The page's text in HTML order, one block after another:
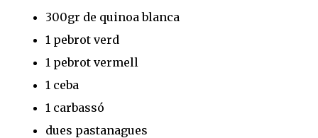
300gr de quinoa blanca
1 pebrot verd
1 pebrot vermell
1 ceba
1 carbassó
dues pastanagues